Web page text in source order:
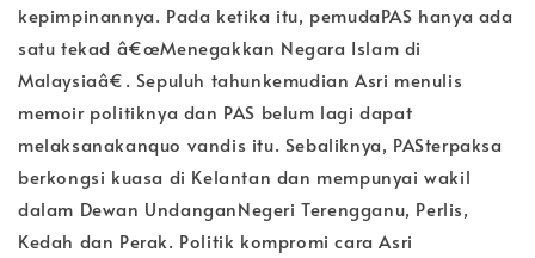
kepimpinannya. Pada ketika itu, pemudaPAS hanya ada
satu tekad â€œMenegakkan Negara Islam di
Malaysiaâ€. Sepuluh tahunkemudian Asri menulis
memoir politiknya dan PAS belum lagi dapat
melaksanakanquo vandis itu. Sebaliknya, PASterpaksa
berkongsi kuasa di Kelantan dan mempunyai wakil
dalam Dewan UndanganNegeri Terengganu, Perlis,
Kedah dan Perak. Politik kompromi cara Asri